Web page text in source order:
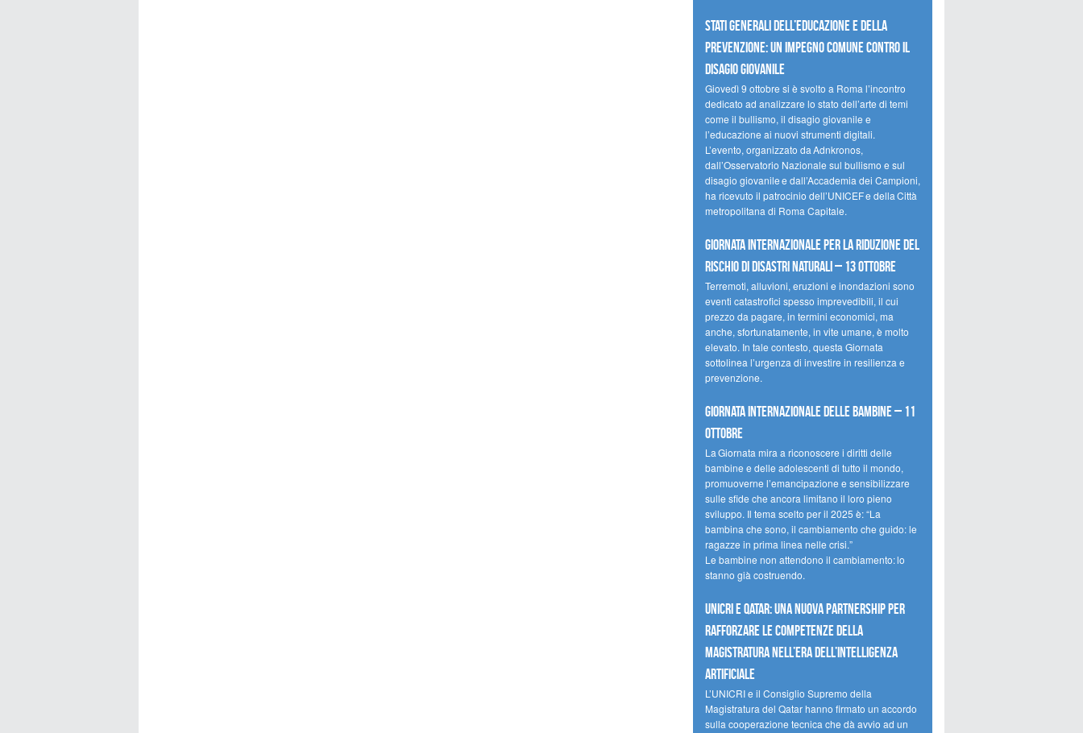
Stati Generali dell’Educazione e della
Prevenzione: un impegno comune contro il
disagio giovanile
Giovedì 9 ottobre si è svolto a Roma l’incontro
dedicato ad analizzare lo stato dell’arte di temi
come il bullismo, il disagio giovanile e
l’educazione ai nuovi strumenti digitali.
L’evento, organizzato da Adnkronos,
dall’Osservatorio Nazionale sul bullismo e sul
disagio giovanile e dall’Accademia dei Campioni,
ha ricevuto il patrocinio dell’UNICEF e della Città
metropolitana di Roma Capitale.
Giornata internazionale per la riduzione del
rischio di disastri naturali – 13 ottobre
Terremoti, alluvioni, eruzioni e inondazioni sono
eventi catastrofici spesso imprevedibili, il cui
prezzo da pagare, in termini economici, ma
anche, sfortunatamente, in vite umane, è molto
elevato. In tale contesto, questa Giornata
sottolinea l’urgenza di investire in resilienza e
prevenzione.
Giornata internazionale delle bambine – 11
ottobre
La Giornata mira a riconoscere i diritti delle
bambine e delle adolescenti di tutto il mondo,
promuoverne l’emancipazione e sensibilizzare
sulle sfide che ancora limitano il loro pieno
sviluppo. Il tema scelto per il 2025 è: “La
bambina che sono, il cambiamento che guido: le
ragazze in prima linea nelle crisi.”
Le bambine non attendono il cambiamento: lo
stanno già costruendo.
UNICRI e Qatar: una nuova partnership per
rafforzare le competenze della
magistratura nell’era dell’intelligenza
artificiale
L’UNICRI e il Consiglio Supremo della
Magistratura del Qatar hanno firmato un accordo
sulla cooperazione tecnica che dà avvio ad un